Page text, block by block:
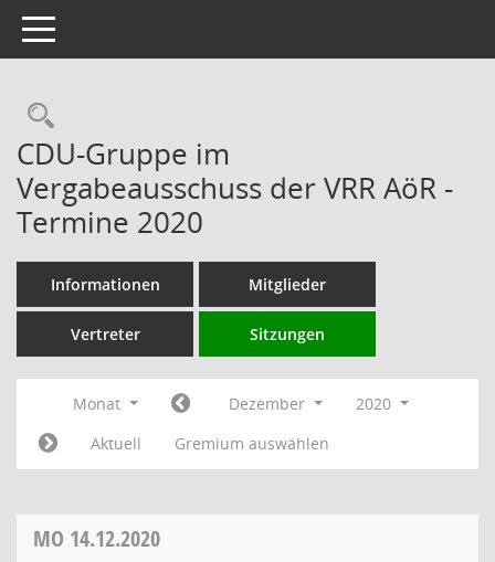
Toggle navigation
Rechercheauswahl
CDU-Gruppe im
Vergabeausschuss der VRR AöR -
Termine 2020
Informationen Mitglieder
Vertreter Sitzungen
Monat Dezember
2020
Aktuell
Gremium auswählen
MO 14.12.2020